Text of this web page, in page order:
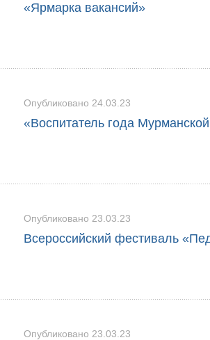
«Ярмарка вакансий»
Опубликовано 24.03.23
«Воспитатель года
Опубликовано 23.03.23
Всероссийский фестиваль
Опубликовано 23.03.23